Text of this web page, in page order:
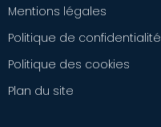
Mentions légales
Politique de confidentialité
Politique des cookies
Plan du site